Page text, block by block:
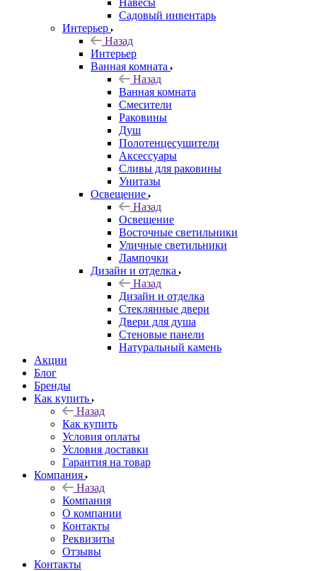
Навесы
Садовый инвентарь
Интерьер
Назад
Интерьер
Ванная комната
Назад
Ванная комната
Смесители
Раковины
Душ
Полотенцесушители
Аксессуары
Сливы для раковины
Унитазы
Освещение
Назад
Освещение
Восточные светильники
Уличные светильники
Лампочки
Дизайн и отделка
Назад
Дизайн и отделка
Стеклянные двери
Двери для душа
Стеновые панели
Натуральный камень
Акции
Блог
Бренды
Как купить
Назад
Как купить
Условия оплаты
Условия доставки
Гарантия на товар
Компания
Назад
Компания
О компании
Контакты
Реквизиты
Отзывы
Контакты